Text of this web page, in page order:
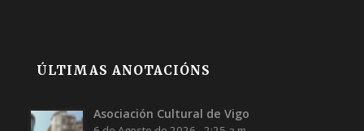
ÚLTIMAS ANOTACIÓNS
Asociación Cultural de Vigo